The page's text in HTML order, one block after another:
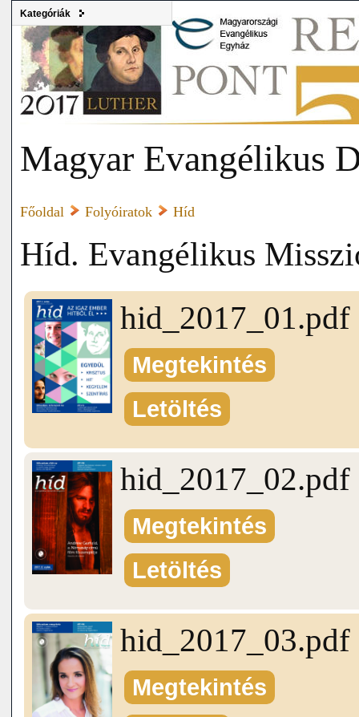
Kategóriák
Magyar Evangélikus
Főoldal Folyóiratok Híd
Híd. Evangélikus
hid_2017_01.pdf
Megtekintés
Letöltés
hid_2017_02.pdf
Megtekintés
Letöltés
hid_2017_03.pdf
Megtekintés